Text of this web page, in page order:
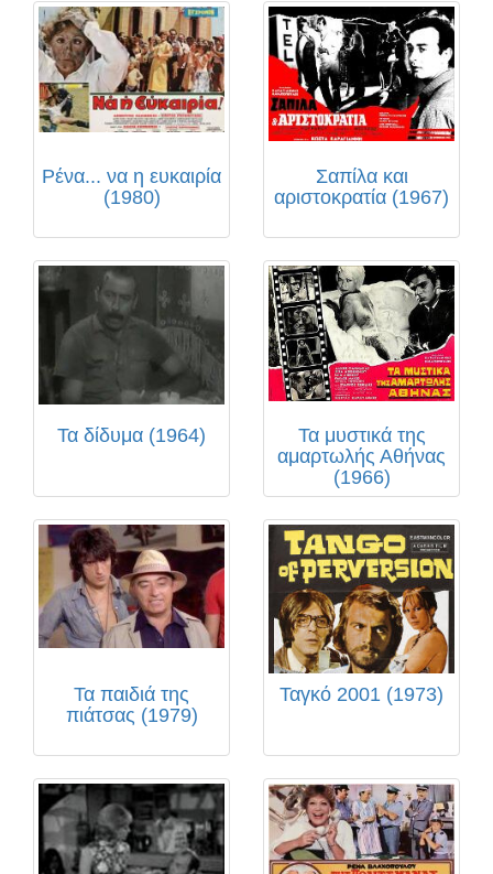
Ρένα... να η ευκαιρία
(1980)
Σαπίλα και
αριστοκρατία (1967)
Τα δίδυμα (1964)
Τα μυστικά της
αμαρτωλής Αθήνας
(1966)
Τα παιδιά της
πιάτσας (1979)
Ταγκό 2001 (1973)